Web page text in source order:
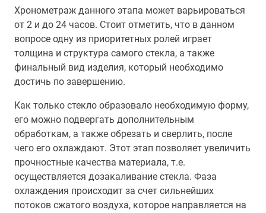
Хронометраж данного этапа может варьироваться
от 2 и до 24 часов. Стоит отметить, что в данном
вопросе одну из приоритетных ролей играет
толщина и структура самого стекла, а также
финальный вид изделия, который необходимо
достичь по завершению.
Как только стекло образовало необходимую форму,
его можно подвергать дополнительным
обработкам, а также обрезать и сверлить, после
чего его охлаждают. Этот этап позволяет увеличить
прочностные качества материала, т.е.
осуществляется дозакаливание стекла. Фаза
охлаждения происходит за счет сильнейших
потоков сжатого воздуха, которое направляется на